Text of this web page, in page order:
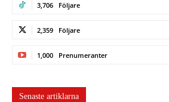
3,706 Följare
2,359 Följare
1,000 Prenumeranter
Senaste artiklarna